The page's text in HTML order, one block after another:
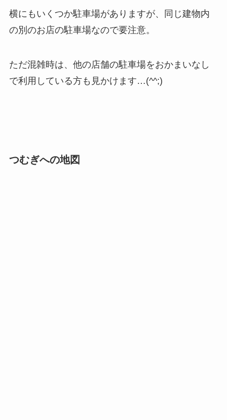
横にもいくつか駐車場がありますが、同じ建物内
の別のお店の駐車場なので要注意。
ただ混雑時は、他の店舗の駐車場をおかまいなし
で利用している方も見かけます…(^^;)
つむぎへの地図